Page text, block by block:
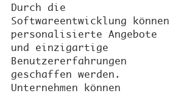
Durch die
Softwareentwicklung können
personalisierte Angebote
und einzigartige
Benutzererfahrungen
geschaffen werden.
Unternehmen können